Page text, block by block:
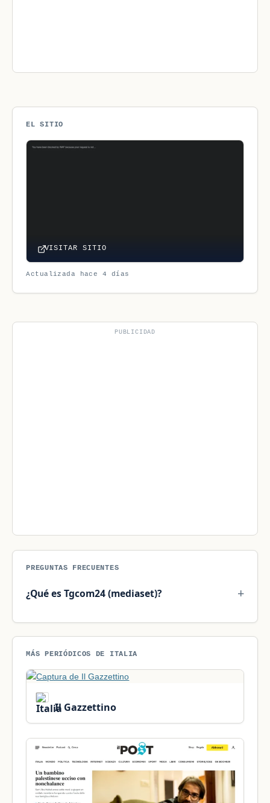
EL SITIO
VISITAR SITIO
Actualizada hace 4 días
PUBLICIDAD
PREGUNTAS FRECUENTES
¿Qué es Tgcom24 (mediaset)?
MÁS PERIÓDICOS DE ITALIA
Il Gazzettino